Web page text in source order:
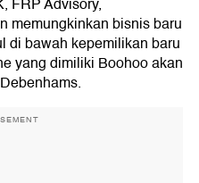
FRP Advisory,
memungkinkan bisnis baru
di bawah kepemilikan baru
yang dimiliki Boohoo akan